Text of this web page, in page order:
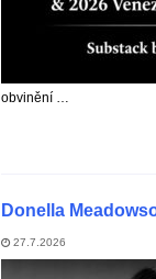
obvinění …
Donella
27.7.2026